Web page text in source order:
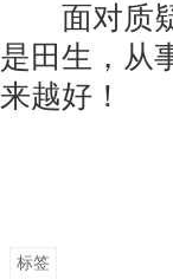
面对质疑
是田生，从
来越好！
标签